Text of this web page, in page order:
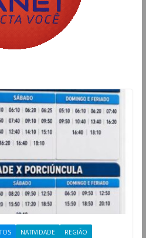
NATIVIDADE REGIÃO